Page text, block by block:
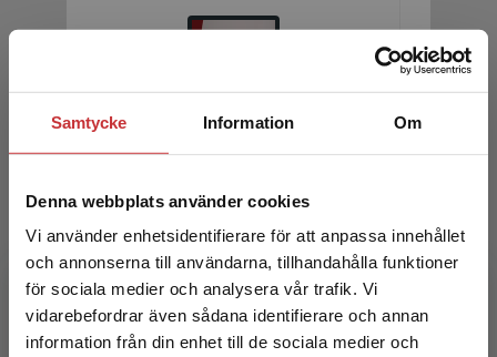
Samtycke Information Om
Denna webbplats använder cookies
Vi använder enhetsidentifierare för att anpassa innehållet
och annonserna till användarna, tillhandahålla funktioner
för sociala medier och analysera vår trafik. Vi
vidarebefordrar även sådana identifierare och annan
information från din enhet till de sociala medier och
Begränsad fraktregion
Jämlik vård
Dahlborg, E - Tengelin, E (red.)
197 krinkl. moms
Exkl. moms: 186 kr
Dahlborg,
316 kr
Exkl.